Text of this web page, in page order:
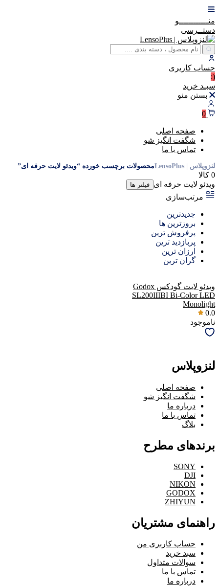
منــــــــــــو
دستــرسی
حساب کاربری
(:
سبـد خرید
بستن منو
0
صفحه اصلی
شگفت انگیز شو
تماس با ما
لنزوپلاس | LensoPlus محصولات برچسب خورده “ویدئو لایت حرفه ای”
0 کالا
ویدئو لایت حرفه ای فیلتر ها
مرتب‌سازی
جدیدترین
بروزترین ها
پرفروش ترین
پربازدید ترین
ارزان ترین
گران ترین
ویدئو لایت گودکس Godox
SL200IIIBI Bi-Color LED
Monolight
0.0
ناموجود
لنزوپلاس
صفحه اصلی
شگفت انگیز شو
درباره ما
تماس با ما
بلاگ
برندهای مطرح
SONY
DJI
NIKON
GODOX
ZHIYUN
راهنمای مشتریان
حساب کاربری من
سبد خرید
سوالات متداول
تماس با ما
درباره ما